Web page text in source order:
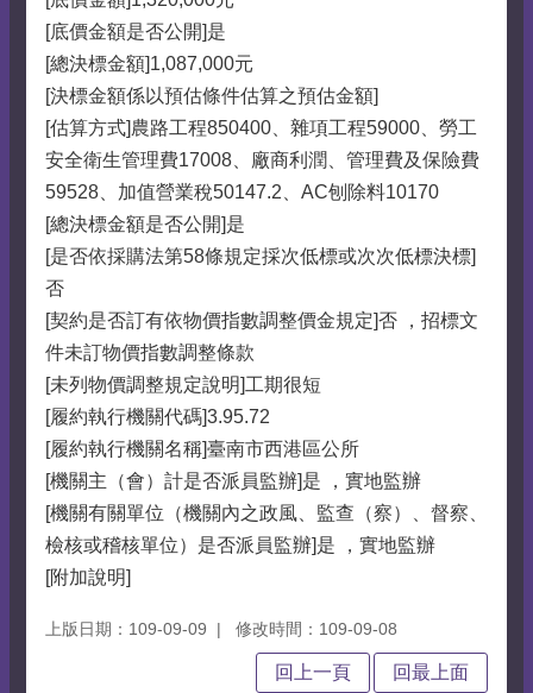
[底價金額是否公開]是
[總決標金額]1,087,000元
[決標金額係以預估條件估算之預估金額]
[估算方式]農路工程850400、雜項工程59000、勞工
安全衛生管理費17008、廠商利潤、管理費及保險費
59528、加值營業稅50147.2、AC刨除料10170
[總決標金額是否公開]是
[是否依採購法第58條規定採次低標或次次低標決標]
否
[契約是否訂有依物價指數調整價金規定]否 ，招標文
件未訂物價指數調整條款
[未列物價調整規定說明]工期很短
[履約執行機關代碼]3.95.72
[履約執行機關名稱]臺南市西港區公所
[機關主（會）計是否派員監辦]是 ，實地監辦
[機關有關單位（機關內之政風、監查（察）、督察、
檢核或稽核單位）是否派員監辦]是 ，實地監辦
[附加說明]
上版日期：109-09-09 修改時間：109-09-08
回上一頁 回最上面